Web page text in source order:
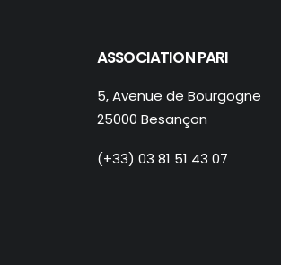
ASSOCIATION PARI
5, Avenue de Bourgogne
25000 Besançon
(+33) 03 81 51 43 07